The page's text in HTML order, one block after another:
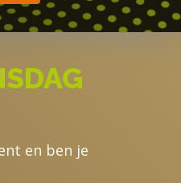
en ben je